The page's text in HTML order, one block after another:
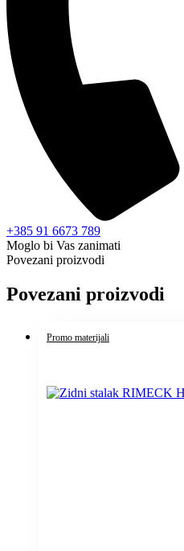
+385 91 6673 789
Moglo bi Vas zanimati
Povezani proizvodi
Povezani proizvodi
Promo materijali